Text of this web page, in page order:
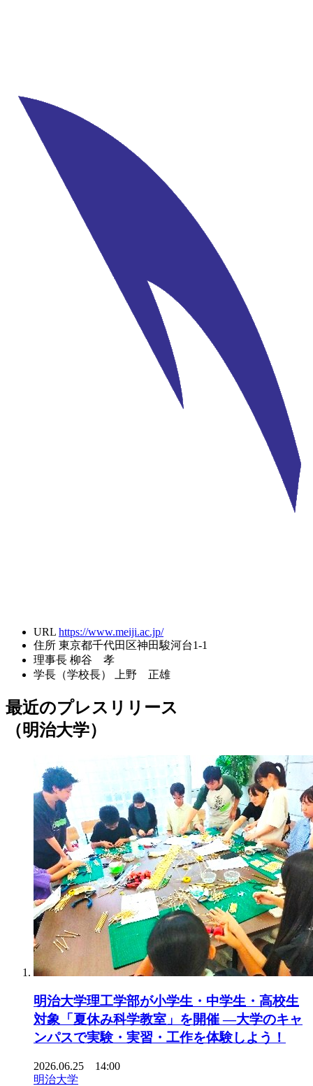
URL https://www.meiji.ac.jp/
住所 東京都千代田区神田駿河台1-1
理事長 柳谷 孝
学長（学校長）
上野 正雄
最近のプレスリリース
（明治大学）
明治大学理工学部が小学生・中学生・高校生
対象「夏休み科学教室」を開催 ―大学のキャ
ンパスで実験・実習・工作を体験しよう！
2026.06.25 14:00
明治大学